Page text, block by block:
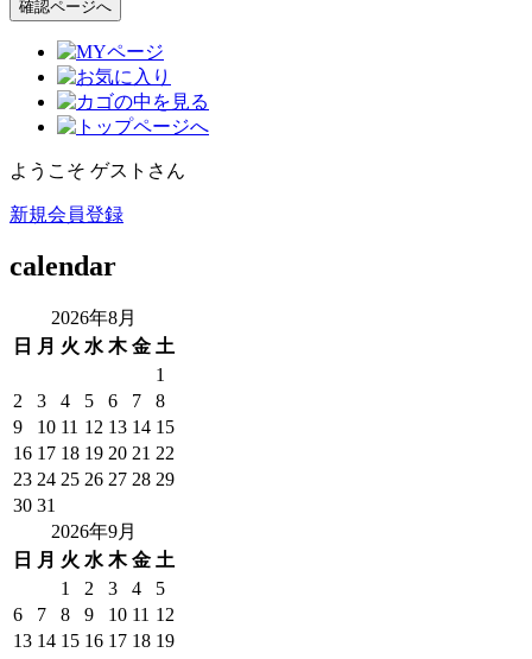
ようこそ ゲストさん
新規会員登録
calendar
2026年8月
日
月 火 水 木 金 土
1
2
3 4 5 6 7
8
9
10 11 12 13 14 15
16 17 18 19 20 21 22
23 24 25 26 27 28 29
30 31
2026年9月
日
月 火 水 木 金 土
1
2 3 4
5
6
7 8 9 10 11 12
13 14 15 16 17 18 19